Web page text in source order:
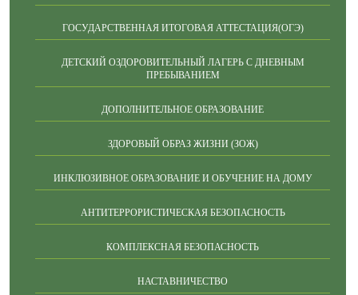
ГОСУДАРСТВЕННАЯ ИТОГОВАЯ АТТЕСТАЦИЯ(ОГЭ)
ДЕТСКИЙ ОЗДОРОВИТЕЛЬНЫЙ ЛАГЕРЬ С ДНЕВНЫМ
ПРЕБЫВАНИЕМ
ДОПОЛНИТЕЛЬНОЕ ОБРАЗОВАНИЕ
ЗДОРОВЫЙ ОБРАЗ ЖИЗНИ (ЗОЖ)
ИНКЛЮЗИВНОЕ ОБРАЗОВАНИЕ И ОБУЧЕНИЕ НА ДОМУ
АНТИТЕРРОРИСТИЧЕСКАЯ БЕЗОПАСНОСТЬ
КОМПЛЕКСНАЯ БЕЗОПАСНОСТЬ
НАСТАВНИЧЕСТВО